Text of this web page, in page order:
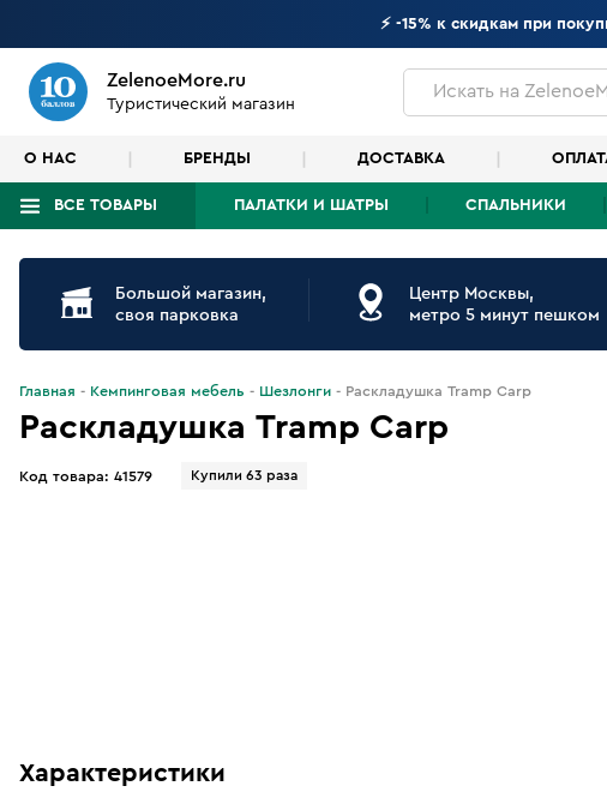
⚡ -15% к скидкам при
ZelenoeMore.ru
Туристический магазин
Искатьна
О НАС БРЕНДЫ ДОСТАВКА
ВСЕ ТОВАРЫ ПАЛАТКИ И ШАТРЫ СПАЛЬНИКИ
Что будем искать?
Большой магазин,
своя парковка
Центр Москвы,
метро 5 минут пешком
Главная Кемпинговая мебель Шезлонги Раскладушка Tramp Carp
Раскладушка Tramp Carp
Код товара: 41579 Купили 63 раза
Характеристики